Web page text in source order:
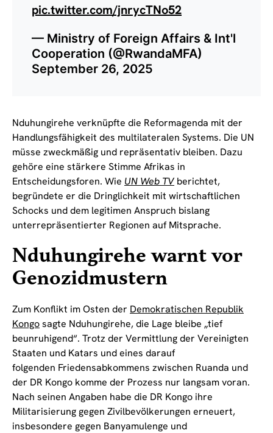
pic.twitter.com/jnrycTNo52
— Ministry of Foreign Affairs & Int'l
Cooperation (@RwandaMFA)
September 26, 2025
Nduhungirehe verknüpfte die Reformagenda mit der
Handlungsfähigkeit des multilateralen Systems. Die UN
müsse zweckmäßig und repräsentativ bleiben. Dazu
gehöre eine stärkere Stimme Afrikas in
Entscheidungsforen. Wie UN Web TV berichtet,
begründete er die Dringlichkeit mit wirtschaftlichen
Schocks und dem legitimen Anspruch bislang
unterrepräsentierter Regionen auf Mitsprache.
Nduhungirehe warnt vor
Genozidmustern
Zum Konflikt im Osten der Demokratischen Republik
Kongosagte Nduhungirehe, die Lage bleibe „tief
beunruhigend“. Trotz der Vermittlung der Vereinigten
Staaten und Katars und eines darauf
folgenden Friedensabkommens zwischen Ruanda und
der DR Kongo komme der Prozess nur langsam voran.
Nach seinen Angaben habe die DR Kongo ihre
Militarisierung gegen Zivilbevölkerungen erneuert,
insbesondere gegen Banyamulenge und